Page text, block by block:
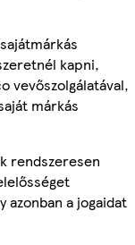
kapni,
vevőszolgálatával,
márkás
rendszeresen
a jogaidat